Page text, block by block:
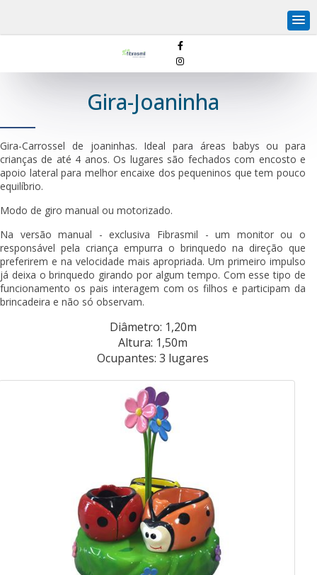
Gira-Joaninha
Gira-Carrossel de joaninhas. Ideal para áreas babys ou para
crianças de até 4 anos. Os lugares são fechados com encosto e
apoio lateral para melhor encaixe dos pequeninos que tem pouco
equilíbrio.
Modo de giro manual ou motorizado.
Na versão manual - exclusiva Fibrasmil - um monitor ou o
responsável pela criança empurra o brinquedo na direção que
preferirem e na velocidade mais apropriada. Um primeiro impulso
já deixa o brinquedo girando por algum tempo. Com esse tipo de
funcionamento os pais interagem com os filhos e participam da
brincadeira e não só observam.
Diâmetro: 1,20m
Altura: 1,50m
Ocupantes: 3 lugares